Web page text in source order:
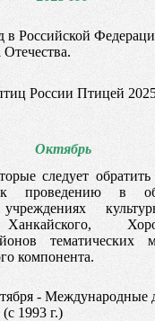
Российской
.
России Птицей
Октябрь
следует
проведению в
Ханкайского,
тематических
компонента.
- Международные
1993 г.)